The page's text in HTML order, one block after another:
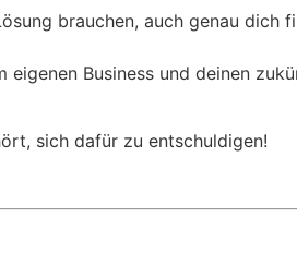
brauchen, auch genau dich
Business und deinen
sich dafür zu entschuldigen!